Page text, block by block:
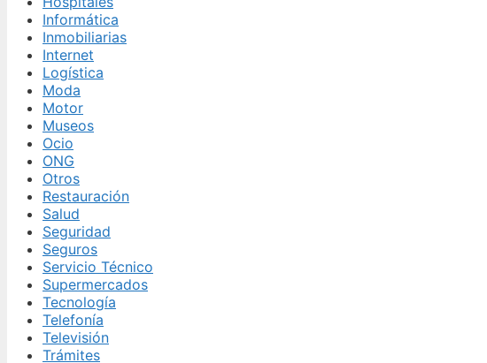
Informática
Inmobiliarias
Internet
Logística
Moda
Motor
Museos
Ocio
ONG
Otros
Restauración
Salud
Seguridad
Seguros
Servicio Técnico
Supermercados
Tecnología
Telefonía
Televisión
Trámites